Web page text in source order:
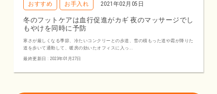
おすすめ お手入れ 2021年02月05日
冬のフットケアは血行促進がカギ 夜のマッサージでし
もやけを同時に予防
寒さが厳しくなる季節、冷たいコンクリーとの歩道、雪の積もった道や霜が降りた
道を歩いて通勤して、暖房の効いたオフィスに入っ...
最終更新日 : 2023年01月27日